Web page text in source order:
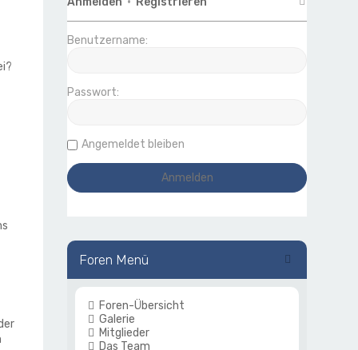
Benutzername:
Passwort:
Angemeldet bleiben
Foren Menü
Foren-Übersicht
Galerie
Mitglieder
Das Team